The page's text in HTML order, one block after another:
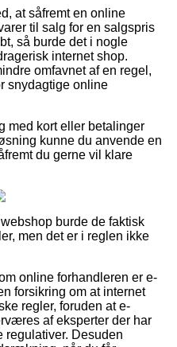
at såfremt en online
til salg for en salgspris
så burde det i nogle
internet shop.
omfavnet af en regel,
snydagtige online
med kort eller betalinger
kunne du anvende en
du gerne vil klare
burde de faktisk
men det er i reglen ikke
online forhandleren er e-
forsikring om at internet
regler, foruden at e-
af eksperter der har
Desuden